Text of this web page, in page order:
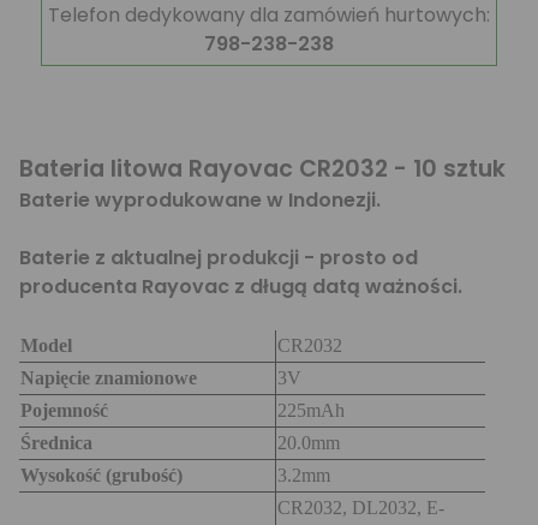
Telefon dedykowany dla zamówień hurtowych:
798-238-238
Bateria litowa Rayovac CR2032 - 10 sztuk
Baterie wyprodukowane w Indonezji.
Baterie z aktualnej produkcji - prosto od
producenta Rayovac z długą datą ważności.
Model
CR2032
Napięcie znamionowe
3V
Pojemność
225mAh
Średnica
20.0mm
Wysokość (grubość)
3.2mm
CR2032, DL2032, E-